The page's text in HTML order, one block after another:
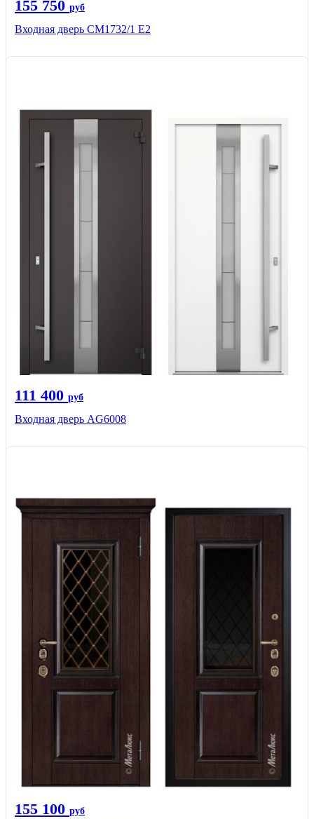
155 750 руб
Входная дверь СМ1732/1 Е2
111 400 руб
Входная дверь AG6008
155 100 руб